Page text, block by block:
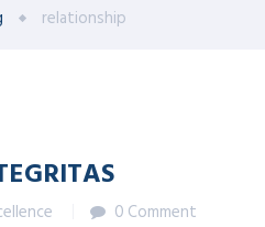
relationship
0 Comment